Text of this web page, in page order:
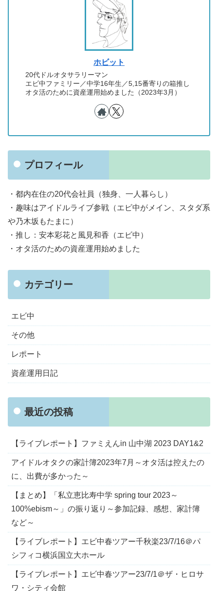
ホビット
20代ドルオタサラリーマン
エビ中ファミリー／中学16年生／5,15番寄りの箱推し
オタ活のために資産運用始めました（2023年3月）
プロフィール
・都内在住の20代会社員（独身、一人暮らし）
・趣味はアイドルライブ参戦（エビ中がメイン、スタダ系
や乃木坂もたまに）
・推し：安本彩花と風見和香（エビ中）
・オタ活のための資産運用始めました
カテゴリー
エビ中
その他
レポート
資産運用日記
最近の投稿
【ライブレポート】ファミえんin 山中湖 2023 DAY1&2
アイドルオタクの家計簿2023年7月～オタ活は控えたの
に、出費が多かった～
【まとめ】「私立恵比寿中学 spring tour 2023～
100%ebism～」の振り返り～参加記録、感想、家計簿
など～
【ライブレポート】エビ中春ツアー千秋楽23/7/16＠パ
シフィコ横浜国立大ホール
【ライブレポート】エビ中春ツアー23/7/1＠ザ・ヒロサ
ワ・シティ会館